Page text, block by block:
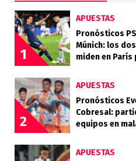
1
APUESTAS
Pronósticos
Múnich: los
miden en
2
APUESTAS
Pronósticos
Cobresal:
equipos en
APUESTAS